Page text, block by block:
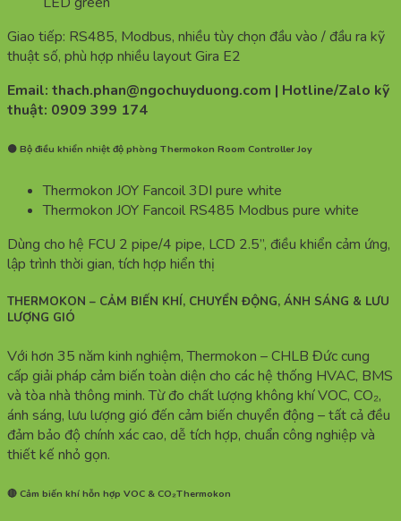
Giao tiếp: RS485, Modbus, nhiều tùy chọn đầu vào / đầu ra kỹ
thuật số, phù hợp nhiều layout Gira E2
Email: thach.phan@ngochuyduong.com | Hotline/Zalo kỹ
thuật: 0909 399 174
🟡 Bộ điều khiển nhiệt độ phòng Thermokon Room Controller Joy
Thermokon JOY Fancoil 3DI pure white
Thermokon JOY Fancoil RS485 Modbus pure white
Dùng cho hệ FCU 2 pipe/4 pipe, LCD 2.5”, điều khiển cảm ứng,
lập trình thời gian, tích hợp hiển thị
THERMOKON – CẢM BIẾN KHÍ, CHUYỂN ĐỘNG, ÁNH SÁNG & LƯU
LƯỢNG GIÓ
Với hơn 35 năm kinh nghiệm, Thermokon – CHLB Đức cung
cấp giải pháp cảm biến toàn diện cho các hệ thống HVAC, BMS
và tòa nhà thông minh. Từ đo chất lượng không khí VOC, CO₂,
ánh sáng, lưu lượng gió đến cảm biến chuyển động – tất cả đều
đảm bảo độ chính xác cao, dễ tích hợp, chuẩn công nghiệp và
thiết kế nhỏ gọn.
🔴 Cảm biến khí hỗn hợp VOC & CO₂Thermokon